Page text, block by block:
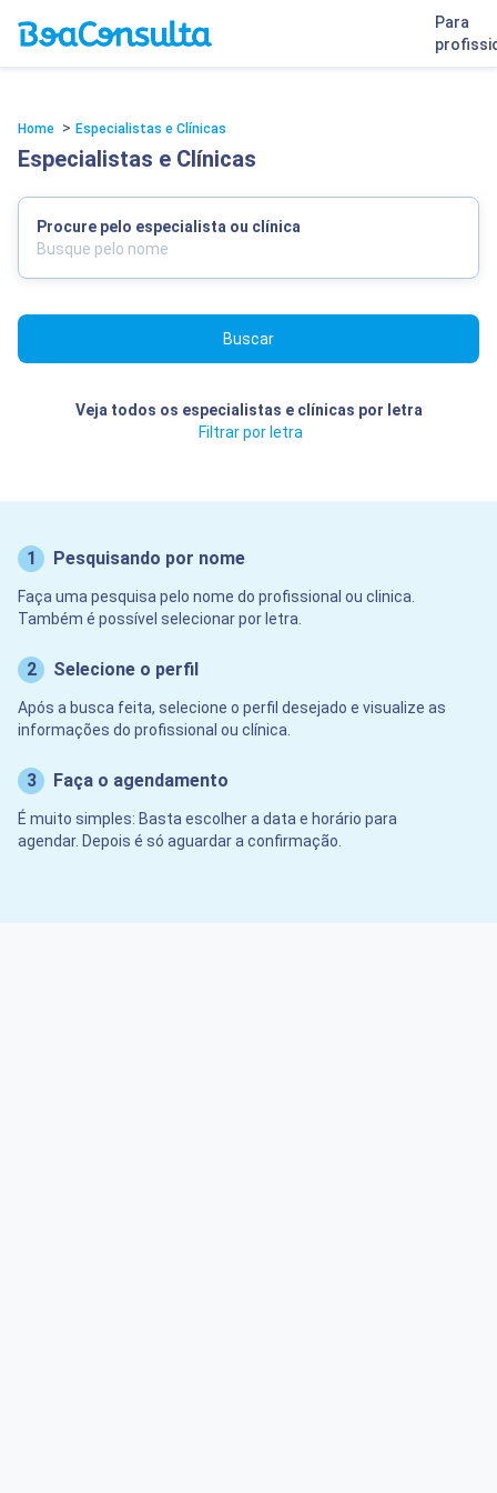
Para
Home > Especialistas e Clínicas
Especialistas e Clínicas
Procure pelo especialista ou clínica
Buscar
Veja todos os especialistas e clínicas por letra
Filtrar por letra
1 Pesquisando por nome
Faça uma pesquisa pelo nome do profissional ou clinica.
Também é possível selecionar por letra.
2 Selecione o perfil
Após a busca feita, selecione o perfil desejado e visualize as
informações do profissional ou clínica.
3 Faça o agendamento
É muito simples: Basta escolher a data e horário para
agendar. Depois é só aguardar a confirmação.